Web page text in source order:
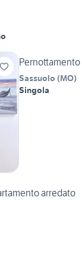
Pernottamento
Sassuolo (MO)
Singola
arredato